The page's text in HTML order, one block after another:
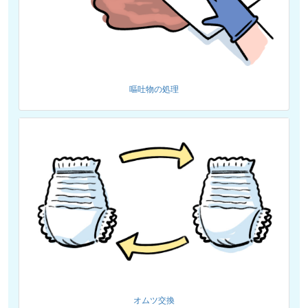
嘔吐物の処理
オムツ交換